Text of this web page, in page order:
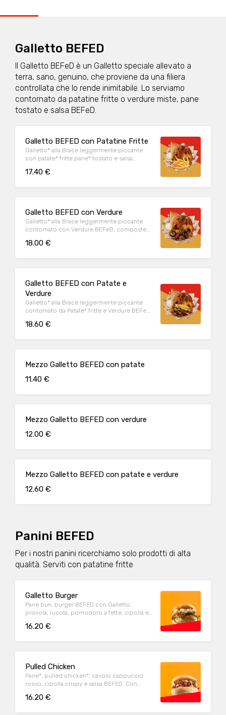
Galletto BEFED
Il Galletto BEFeD è un Galletto speciale allevato a
terra, sano, genuino, che proviene da una filiera
controllata che lo rende inimitabile. Lo serviamo
contornato da patatine fritte o verdure miste, pane
tostato e salsa BEFeD.
Galletto BEFED con Patatine Fritte
Galletto* alla Brace leggermente piccante
con patate* fritte pane* tostato e salsa
Served with toasted bread* and BEFeD
17.40 €
Galletto BEFED con Verdure
Galletto* alla Brace leggermente piccante
contornato con Verdure BEFeD, composte
peperoni* pane* tostato e salsa BEFeD.
18.00 €
Galletto BEFED con Patate e
Verdure
Galletto* alla Brace leggermente piccante
contornato da Patate* fritte e Verdure BEFeD
peperoni*, pane* tostato e salsa BEFeD.
18.60 €
Mezzo Galletto BEFED con patate
11.40 €
Mezzo Galletto BEFED con verdure
12.00 €
Mezzo Galletto BEFED con patate e verdure
12.60 €
Panini BEFED
Per i nostri panini ricerchiamo solo prodotti di alta
qualità. Serviti con patatine fritte
Galletto Burger
Pane bun, burger BEFED con Galletto,
provola, rucola, pomodoro a fette, cipolla e
16.20 €
Pulled Chicken
Pane*, pulled chicken*, cavolo cappuccio
rosso, cipolla crispy e salsa BEFED. Con
16.20 €